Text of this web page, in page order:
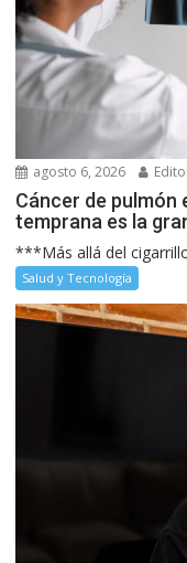
agosto 6, 2026
Cáncer de pulmón
temprana es la
***Más allá del
Salud y Tecnología